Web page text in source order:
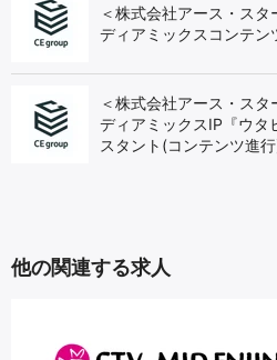
＜株式会社アース・ス
ディアミックスコンテン
＜株式会社アース・ス
ディアミックスIP『ウタ
スタント(コンテンツ進行
他の関連する求人